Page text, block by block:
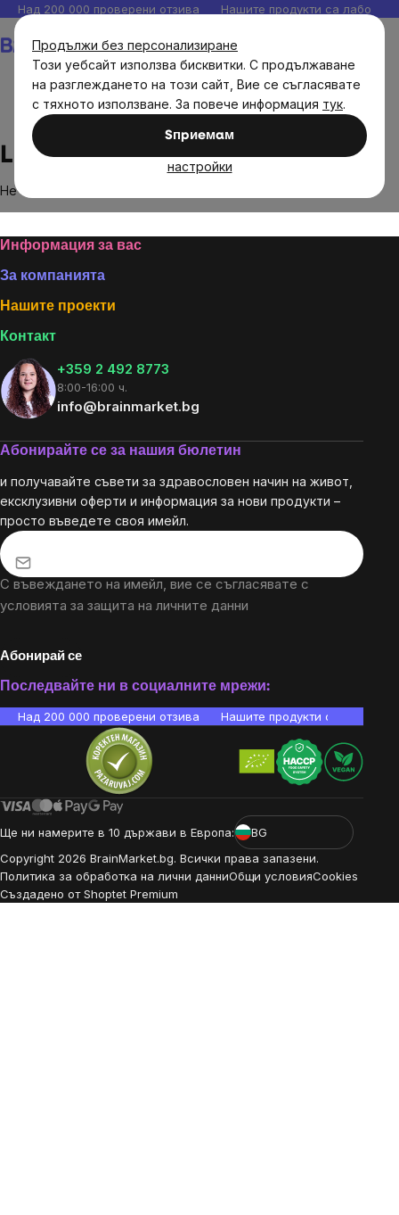
Продължи без персонализиране
Този уебсайт използва бисквитки. С продължаване
на разглеждането на този сайт, Вие се съгласявате
с тяхното използване. За повече информация тук.
Sпpиeмaм
настройки
Прескочи
към
съдържанието
Над 200 000 проверени отзива Нашите продукти са
LuckyAlvin
LuckyAlvin
Не са намерени стоки на марката
Footer
Информация за вас
За компанията
Нашите проекти
Контакт
+359 2 492 8773
8:00-16:00 ч.
info@brainmarket.bg
Абонирайте се за нашия бюлетин
и получавайте съвети за здравословен начин на живот,
ексклузивни оферти и информация за нови продукти –
просто въведете своя имейл.
С въвеждането на имейл, вие се съгласявате с
условията за защита на личните данни
Абонирай се
Последвайте ни в социалните мрежи:
Над 200 000 проверени отзива Нашите продукти са
Ще ни намерите в 10 държави в Европа:
BG
Copyright 2026 BrainMarket.bg. Всички права запазени.
Политика за обработка на лични данниОбщи условияCookies
Създадено от Shoptet Premium